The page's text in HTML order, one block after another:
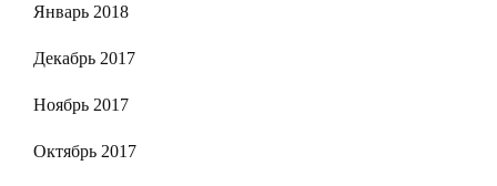
Январь 2018
Декабрь 2017
Ноябрь 2017
Октябрь 2017